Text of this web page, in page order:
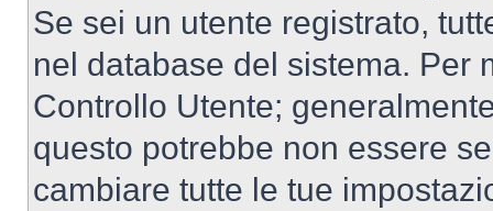
Se sei un utente registrato,
nel database del sistema. Per
Controllo Utente;
questo potrebbe non essere
cambiare tutte le tue